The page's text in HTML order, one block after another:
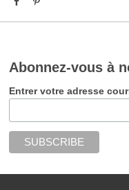
Abonnez-vous à
Entrer votre adresse